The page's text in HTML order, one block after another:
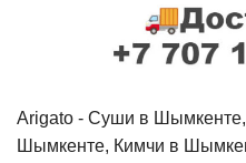
Arigato - Cуши в
Шымкенте, Кимчи в